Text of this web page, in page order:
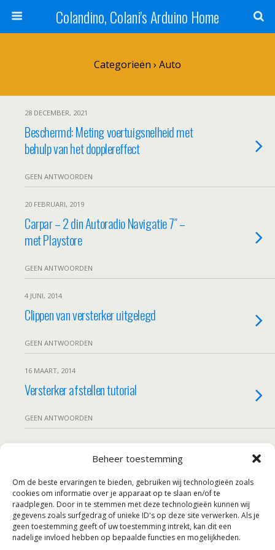
Beheer toestemming
Om de beste ervaringen te bieden, gebruiken wij technologieën zoals
cookies om informatie over je apparaat op te slaan en/of te
raadplegen. Door in te stemmen met deze technologieën kunnen wij
gegevens zoals surfgedrag of unieke ID's op deze site verwerken. Als je
geen toestemming geeft of uw toestemming intrekt, kan dit een
nadelige invloed hebben op bepaalde functies en mogelijkheden.
Colandino, Colani's Arduino Home
Categorieën › Auto
28 DECEMBER, 2021
Beschermd: Meting voertuigsnelheid met
behulp van het dopplereffect
GEEN ANTWOORDEN
20 FEBRUARI, 2019
Carpar – 2 din Autoradio Navigatie 7″ –
met Playstore
GEEN ANTWOORDEN
4 JUNI, 2014
Clippen van versterker uitgelegd
GEEN ANTWOORDEN
16 MAART, 2014
Versterker afstellen tutorial
GEEN ANTWOORDEN
4 FEBRUARI, 2014
GEEN ANTWOORDEN
Laad Meer Uit Deze Categorie…